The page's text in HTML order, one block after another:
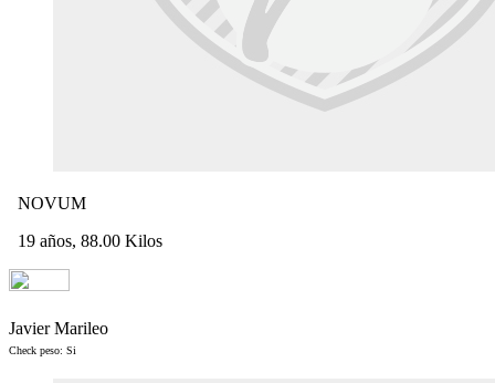
NOVUM
19 años, 88.00 Kilos
Javier Marileo
Check peso: Si